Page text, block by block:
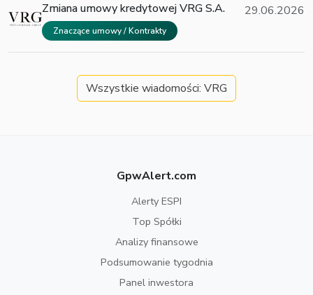
Zmiana umowy kredytowej VRG S.A.
Znaczące umowy / Kontrakty
29.06.2026
Wszystkie wiadomości: VRG
GpwAlert.com
Alerty ESPI
Top Spółki
Analizy finansowe
Podsumowanie tygodnia
Panel inwestora